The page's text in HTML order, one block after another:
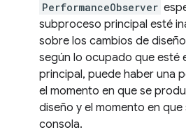
PerformanceObserver
subproceso principal esté
sobre los cambios de
según lo ocupado que esté
principal, puede haber una
el momento en que se
diseño y el momento en que
consola.